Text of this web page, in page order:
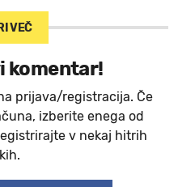
VEČ
komentar!
prijava/registracija. Če
izberite enega od
v nekaj hitrih